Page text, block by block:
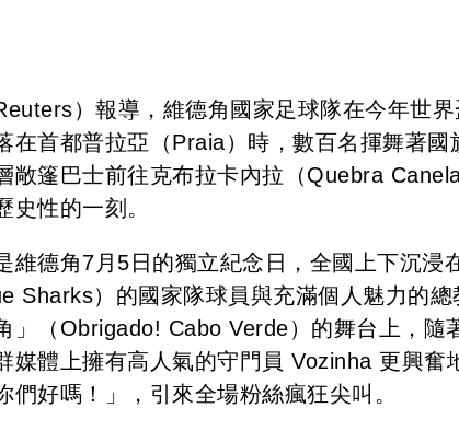
）報導，維德角國家足球隊在今年世
在首都普拉亞（Praia）時，數百名揮舞著
敞篷巴士前往克布拉卡內拉（Quebra
史性的一刻。
維德角7月5日的獨立紀念日，全國上下沉浸
Sharks）的國家隊球員與充滿個人魅力的
」（Obrigado! Cabo Verde）的舞台上，
媒體上擁有高人氣的守門員 Vozinha 更興奮
們好嗎！」，引來全場粉絲瘋狂尖叫。